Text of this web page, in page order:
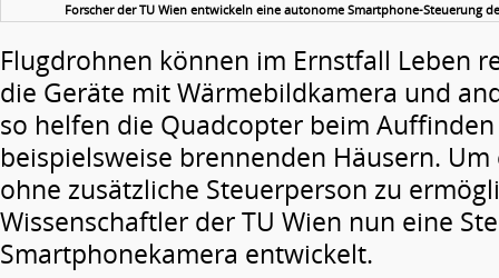
Forscher der TU Wien entwickeln eine autonome Smartphone-Steuerung
Flugdrohnen können im Ernstfall Leben
die Geräte mit Wärmebildkamera und
so helfen die Quadcopter beim
beispielsweise brennenden Häusern.
ohne zusätzliche Steuerperson zu
Wissenschaftler der TU Wien nun eine
Smartphonekamera entwickelt.